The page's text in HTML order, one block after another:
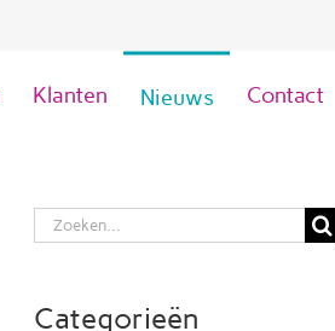
Klanten Nieuws Contact
Zoeken
Categorieën